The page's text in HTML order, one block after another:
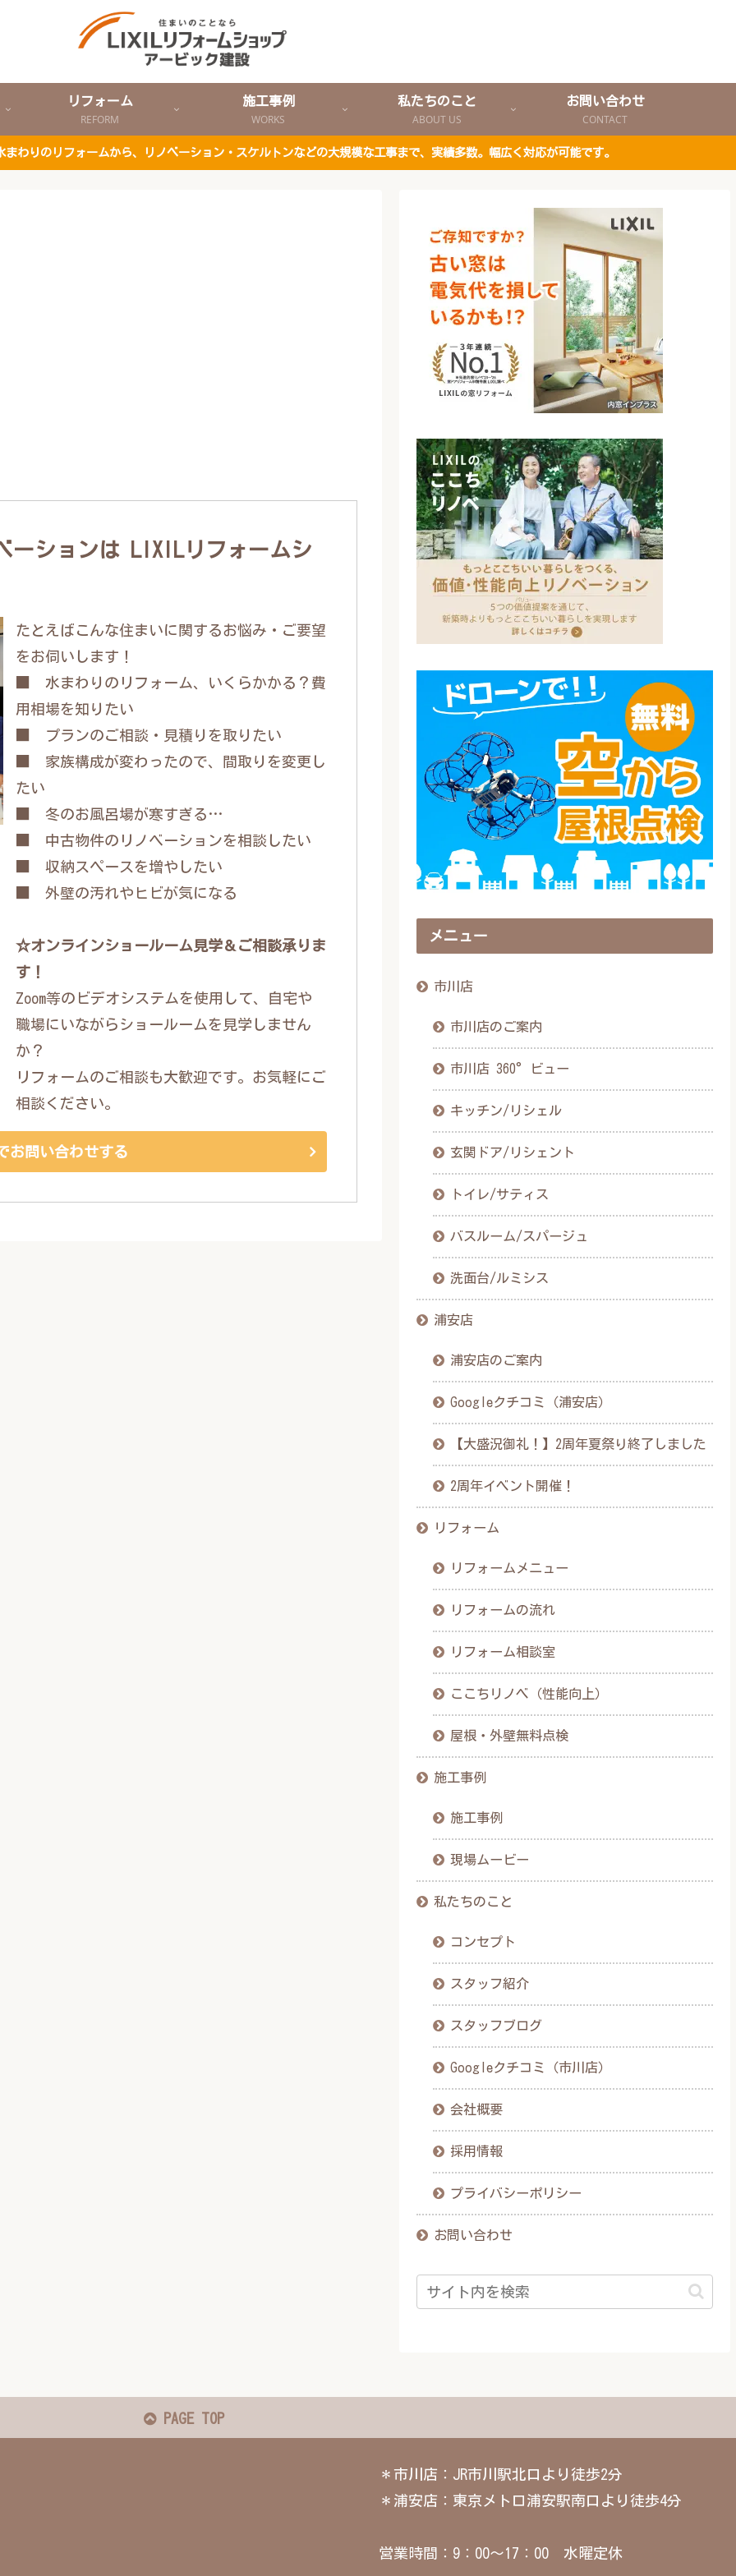
リフォーム
REFORM
施工事例
WORKS
私たちのこと
ABOUT US
お問い合わせ
CONTACT
わりのリフォームから、リノベーション・スケルトンなどの大規模な工事まで、実績多数。幅広く対応が可能です。
ーションは LIXILリフォームシ
たとえばこんな住まいに関するお悩み・ご要望
をお伺いします！
■ 水まわりのリフォーム、いくらかかる？費
用相場を知りたい
■ プランのご相談・見積りを取りたい
■ 家族構成が変わったので、間取りを変更し
たい
■ 冬のお風呂場が寒すぎる…
■ 中古物件のリノベーションを相談したい
■ 収納スペースを増やしたい
■ 外壁の汚れやヒビが気になる
☆オンラインショールーム見学＆ご相談承りま
す！
Zoom等のビデオシステムを使用して、自宅や
職場にいながらショールームを見学しません
か？
リフォームのご相談も大歓迎です。お気軽にご
相談ください。
お問い合わせする
メニュー
市川店
市川店のご案内
市川店 360°ビュー
キッチン/リシェル
玄関ドア/リシェント
トイレ/サティス
バスルーム/スパージュ
洗面台/ルミシス
浦安店
浦安店のご案内
Googleクチコミ（浦安店）
【大盛況御礼！】2周年夏祭り終了しました
2周年イベント開催！
リフォーム
リフォームメニュー
リフォームの流れ
リフォーム相談室
ここちリノベ（性能向上）
屋根・外壁無料点検
施工事例
施工事例
現場ムービー
私たちのこと
コンセプト
スタッフ紹介
スタッフブログ
Googleクチコミ（市川店）
会社概要
採用情報
プライバシーポリシー
お問い合わせ
PAGE TOP
＊市川店：JR市川駅北口より徒歩2分
＊浦安店：東京メトロ浦安駅南口より徒歩4分
営業時間：9：00～17：00 水曜定休